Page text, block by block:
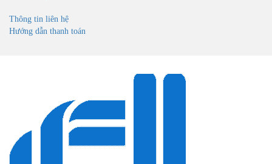
Thông tin liên hệ
Hướng dẫn thanh toán